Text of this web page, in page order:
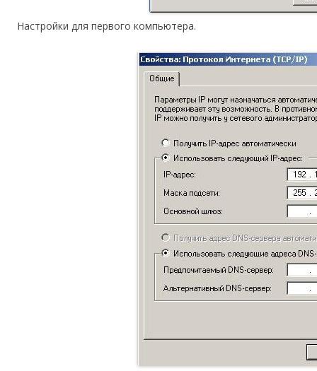
Настройки для первого компьютера.